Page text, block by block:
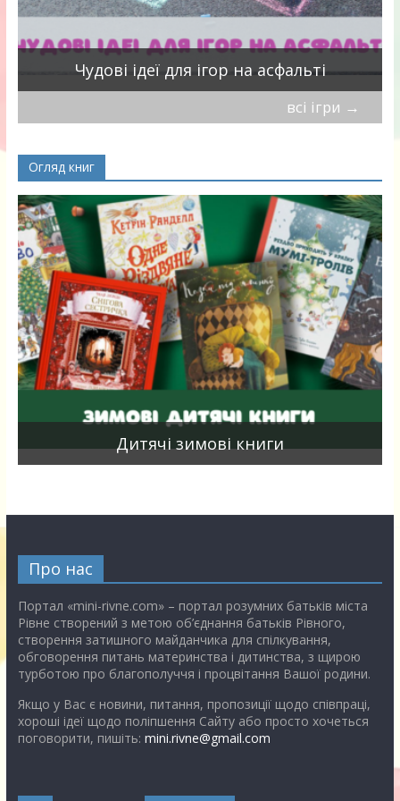
Чудові ідеї для ігор на асфальті
всі ігри →
Огляд книг
Дитячі зимові книги
Про нас
Портал «mini-rivne.com» – портал розумних батьків міста
Рівне створений з метою об’єднання батьків Рівного,
створення затишного майданчика для спілкування,
обговорення питань материнства і дитинства, з щирою
турботою про благополуччя і процвітання Вашої родини.
Якщо у Вас є новини, питання, пропозиції щодо співпраці,
хороші ідеї щодо поліпшення Сайту або просто хочеться
поговорити, пишіть: mini.rivne@gmail.com